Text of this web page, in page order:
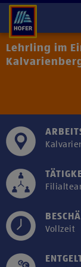
Lehrling im
Vollzeit